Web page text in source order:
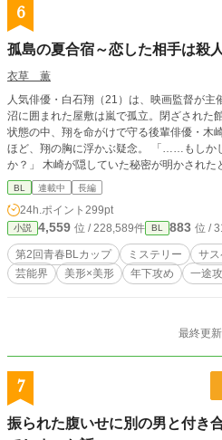
6
孤島の夏合宿～恋した相手は殺
衣草 薫
人気俳優・白石翔（21）は、映画監督が主催す
沼に囲まれた屋敷は嵐で孤立。閉ざされた館
状態の中、翔を命がけで守る後輩俳優・木崎恒星（20）。
ほど、翔の胸に浮かぶ疑念。 「……もしかして、犯人は木崎なんじゃない
か？」 木崎が隠していた秘密が明かされたとき、思いもよらない結末を迎える
――。 ホラー×サスペンス×青春BL。
BL 連載中 長編
24h.ポイント 299pt
小説 4,559 位 / 228,589件 BL 883 位 /
第2回青春BLカップ ミステリー サス
芸能界
美形×美形 年下攻め 一途
最終更
7
振られた腹いせに別の男と付き